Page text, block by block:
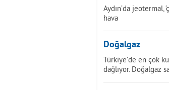
Aydın’da jeotermal,
hava
Doğalgaz
Türkiye’de en çok
dağlıyor. Doğalgaz